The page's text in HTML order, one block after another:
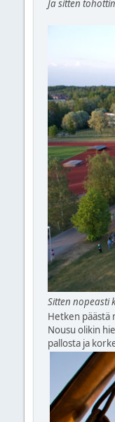
Ja sitten
Sitten nopeasti
Hetken päästä
Nousu olikin
pallosta ja